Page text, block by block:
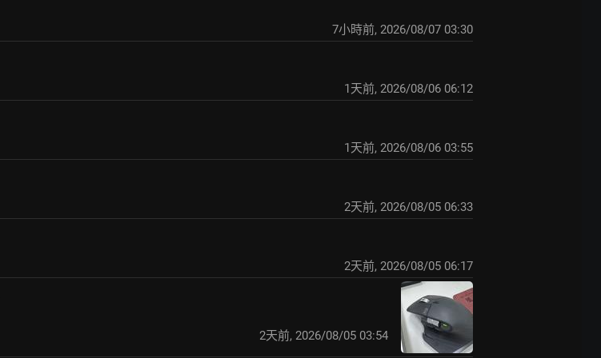
7小時前, 2026/08/07 03:30
1天前, 2026/08/06 06:12
1天前, 2026/08/06 03:55
2天前, 2026/08/05 06:33
2天前, 2026/08/05 06:17
2天前, 2026/08/05 03:54